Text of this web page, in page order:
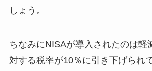
しょう。
ちなみにNISAが導入されたのは軽
対する税率が10％に引き下げられ